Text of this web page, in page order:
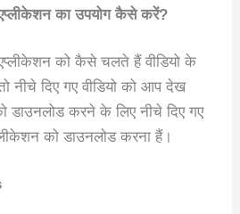
का उपयोग कैसे करें?
को कैसे चलते हैं वीडियो के
नीचे दिए गए वीडियो को आप देख
करने के लिए नीचे दिए गए
को डाउनलोड करना हैं।